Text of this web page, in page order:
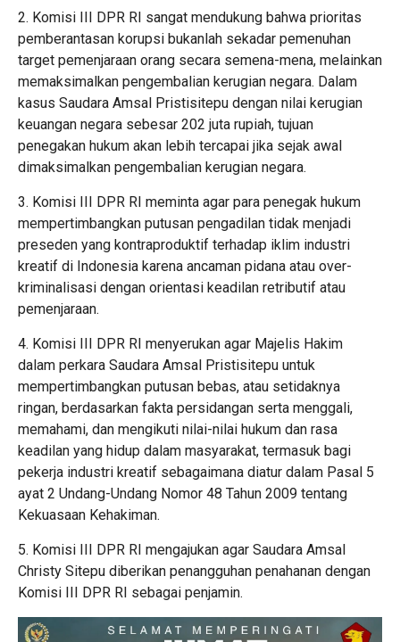
2. Komisi III DPR RI sangat mendukung bahwa prioritas
pemberantasan korupsi bukanlah sekadar pemenuhan
target pemenjaraan orang secara semena-mena, melainkan
memaksimalkan pengembalian kerugian negara. Dalam
kasus Saudara Amsal Pristisitepu dengan nilai kerugian
keuangan negara sebesar 202 juta rupiah, tujuan
penegakan hukum akan lebih tercapai jika sejak awal
dimaksimalkan pengembalian kerugian negara.
3. Komisi III DPR RI meminta agar para penegak hukum
mempertimbangkan putusan pengadilan tidak menjadi
preseden yang kontraproduktif terhadap iklim industri
kreatif di Indonesia karena ancaman pidana atau over-
kriminalisasi dengan orientasi keadilan retributif atau
pemenjaraan.
4. Komisi III DPR RI menyerukan agar Majelis Hakim
dalam perkara Saudara Amsal Pristisitepu untuk
mempertimbangkan putusan bebas, atau setidaknya
ringan, berdasarkan fakta persidangan serta menggali,
memahami, dan mengikuti nilai-nilai hukum dan rasa
keadilan yang hidup dalam masyarakat, termasuk bagi
pekerja industri kreatif sebagaimana diatur dalam Pasal 5
ayat 2 Undang-Undang Nomor 48 Tahun 2009 tentang
Kekuasaan Kehakiman.
5. Komisi III DPR RI mengajukan agar Saudara Amsal
Christy Sitepu diberikan penangguhan penahanan dengan
Komisi III DPR RI sebagai penjamin.